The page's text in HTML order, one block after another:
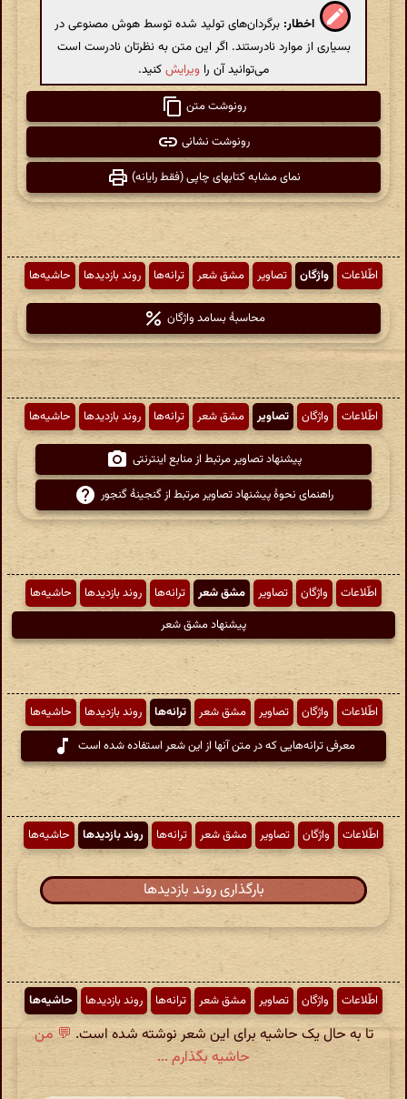
اخطار: برگردان‌های تولید شده توسط هوش مصنوعی در
بسیاری از موارد نادرستند. اگر این متن به نظرتان نادرست است
می‌توانید آن را ویرایشکنید.
رونوشت متن
رونوشت نشانی
نمای مشابه کتابهای چاپی (فقط رایانه)
اطّلاعات واژگان تصاویر مشق شعر ترانه‌ها روند بازدیدها حاشیه‌ها
محاسبهٔ بسامد واژگان
اطّلاعات واژگان تصاویر مشق شعر ترانه‌ها روند بازدیدها حاشیه‌ها
پیشنهاد تصاویر مرتبط از منابع اینترنتی
راهنمای نحوهٔ پیشنهاد تصاویر مرتبط از گنجینهٔ گنجور
اطّلاعات واژگان تصاویر مشق شعر ترانه‌ها روند بازدیدها
حاشیه‌ها
پیشنهاد مشق شعر
اطّلاعات واژگان تصاویر مشق شعر ترانه‌ها روند بازدیدها
حاشیه‌ها
معرفی ترانه‌هایی که در متن آنها از این شعر استفاده شده است
اطّلاعات واژگان تصاویر مشق شعر ترانه‌ها روند بازدیدها حاشیه‌ها
بارگذاری روند بازدیدها
اطّلاعات واژگان تصاویر مشق شعر ترانه‌ها روند بازدیدها حاشیه‌ها
تا به حال یک حاشیه برای این شعر نوشته شده است. 💬 من
حاشیه بگذارم ...